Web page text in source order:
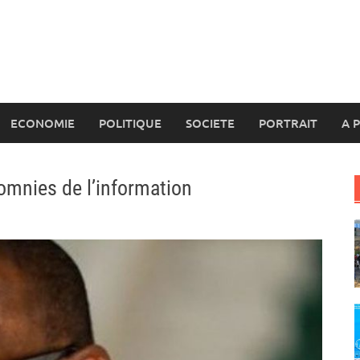
ECONOMIE POLITIQUE SOCIETE PORTRAIT A
de l’information